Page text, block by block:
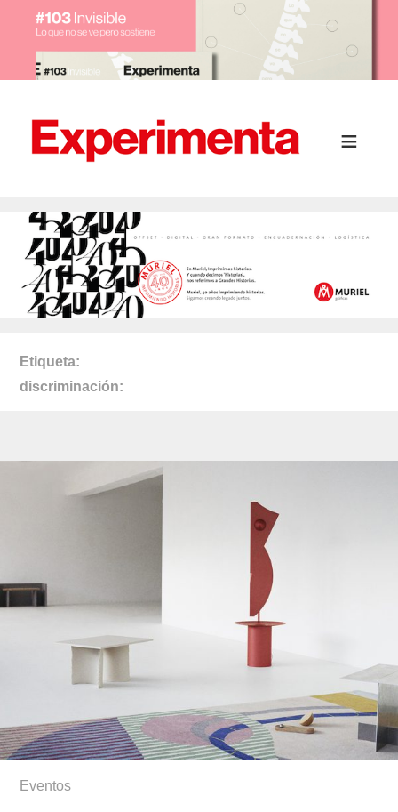
Etiqueta
discriminación
Eventos